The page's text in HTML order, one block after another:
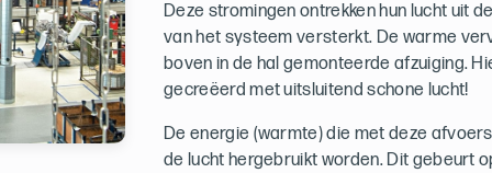
Deze stromingen ontrekken hun lucht uit
van het systeem versterkt. De warme
boven in de hal gemonteerde afzuiging.
gecreëerd met uitsluitend schone lucht!
De energie (warmte) die met deze
de lucht hergebruikt worden. Dit gebeurt